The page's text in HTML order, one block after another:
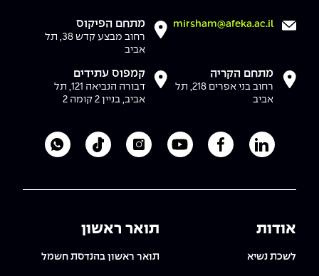
mirsham@afeka.ac.il מתחם הפיקוס
רחוב מבצע קדש 38, תל
אביב
מתחם הקריה
רחוב בני אפרים 218, תל
אביב
קמפוס עתידים
דבורה הנביאה 121, תל
אביב, בניין 2 קומה 2
לעמוד הלינקדאין של מכללת אפקה
לעמוד הפייסבוק של מכללת אפקה
לעמוד היוטיוב של מכללת אפקה
לעמוד האינסטגרם של
לעמוד הטיקטוק
אודות
לשכת נשיא
תואר ראשון
תואר ראשון בהנדסת חשמל